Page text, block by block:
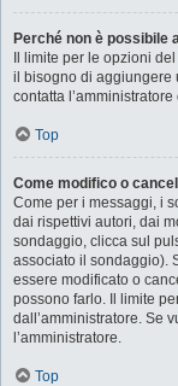
Perché non è possibile
Il limite per le opzioni
il bisogno di aggiungere
contatta
Top
Come modifico o
Come per i messaggi, i
dai rispettivi autori, dai
sondaggio, clicca sul
associato il sondaggio).
essere modificato o
possono farlo. Il limite
dall’amministratore. Se
l’amministratore.
Top